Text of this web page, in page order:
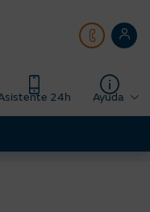
24h Ayuda
frecuentes